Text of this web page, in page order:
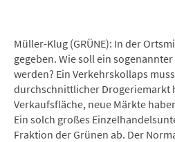
Müller-Klug (GRÜNE): In der
gegeben. Wie soll ein
werden? Ein Verkehrskollaps
durchschnittlicher Drogeriemarkt
Verkaufsfläche, neue Märkte
Ein solch großes
Fraktion der Grünen ab. Der